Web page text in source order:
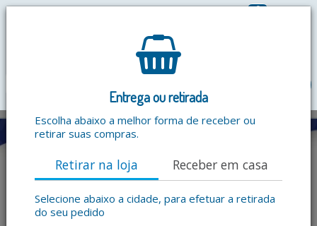
0
Entrega ou retirada
Escolha abaixo a melhor forma de receber ou
retirar suas compras.
Retirar na loja Receber em casa
Selecione abaixo a cidade, para efetuar a retirada
do seu pedido